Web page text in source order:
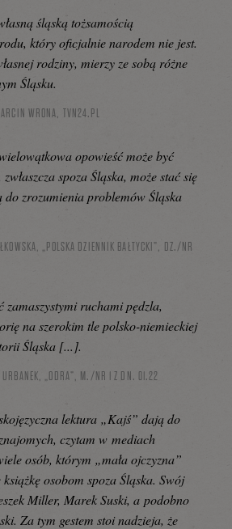
śląską tożsamością
który oficjalnie narodem nie jest.
rodziny, mierzy ze sobą różne
Śląsku.
WRONA, TVN24.PL
opowieść może być
spoza Śląska, może stać się
do zrozumienia problemów Śląska
„POLSKA DZIENNIK BAŁTYCKI”, DZ./NR
zamaszystymi ruchami pędzla,
na szerokim tle polsko-niemieckiej
Śląska [...].
URBANEK, „ODRA”, M./NR 1 Z DN. 01.22
lektura „Kajś” dają do
czytam w mediach
osób, którym „mała ojczyzna”
osobom spoza Śląska. Swój
Miller, Marek Suski, a podobno
Za tym gestem stoi nadzieja, że